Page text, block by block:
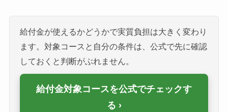
給付金が使えるかどうかで実質負担は大きく変わり
ます。対象コースと自分の条件は、公式で先に確認
しておくと判断がぶれません。
給付金対象コースを公式でチェックす
る